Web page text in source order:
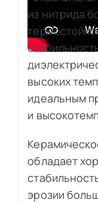
из нитрида
высоких
идеальным
и
обладает
эрозии